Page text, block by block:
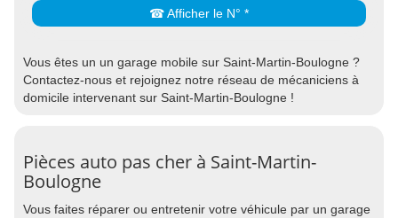
☎ Afficher le N° *
Vous êtes un un garage mobile sur Saint-Martin-Boulogne ?
Contactez-nous et rejoignez notre réseau de mécaniciens à
domicile intervenant sur Saint-Martin-Boulogne !
Pièces auto pas cher à Saint-Martin-
Boulogne
Vous faites réparer ou entretenir votre véhicule par un garage